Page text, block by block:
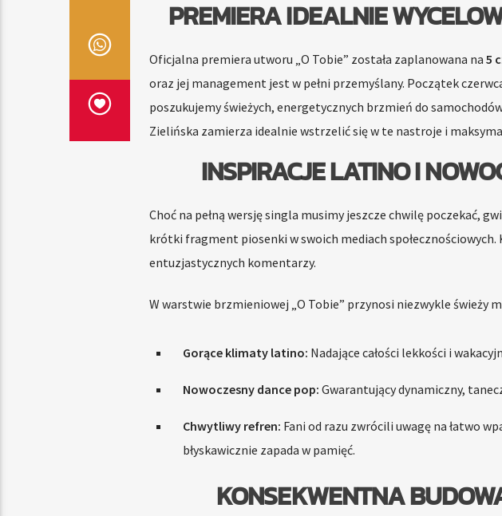
PREMIERA IDEALNIE
Oficjalna premiera utworu „O Tobie” została zaplanowana na 5
oraz jej management jest w pełni przemyślany. Początek
poszukujemy świeżych, energetycznych brzmień do
Zielińska zamierza idealnie wstrzelić się w te nastroje i
INSPIRACJE LATINO I
Choć na pełną wersję singla musimy jeszcze chwilę poczekać,
krótki fragment piosenki w swoich mediach
entuzjastycznych komentarzy.
W warstwie brzmieniowej „O Tobie” przynosi niezwykle świeży
Gorące klimaty latino: Nadające całości lekkości i
Nowoczesny dance pop: Gwarantujący dynamiczny,
Chwytliwy refren: Fani od razu zwrócili uwagę na łatwo
błyskawicznie zapada w pamięć.
KONSEKWENTNA